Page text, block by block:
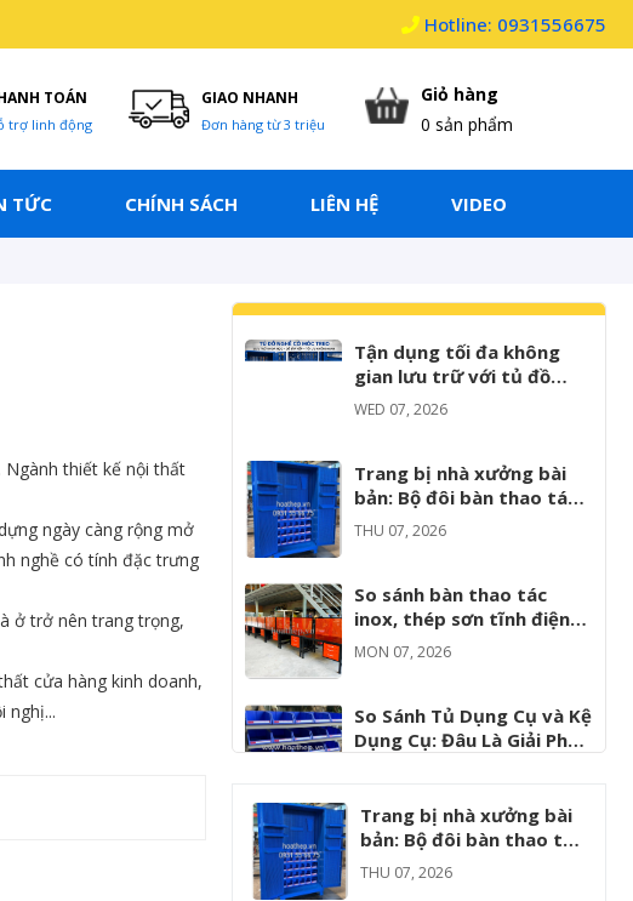
Hotline: 0931556675
TOÁN
trợ linh động
GIAO NHANH
Đơn hàng từ 3 triệu
Giỏ hàng
0 sản phẩm
TỨC CHÍNH SÁCH LIÊN HỆ VIDEO
Ngành thiết kế nội thất
ngày càng rộng mở
nghề có tính đặc trưng
ở trở nên trang trọng,
cửa hàng kinh doanh,
nghị...
Tận dụng tối đa không
gian lưu trữ với tủ đồ
nghề có giá treo và móc
WED 07, 2026
Trang bị nhà xưởng bài
bản: Bộ đôi bàn thao tác
và tủ dụng cụ giúp tăng
30% hiệu suất
THU 07, 2026
So sánh bàn thao tác
inox, thép sơn tĩnh điện
và nhôm định hình: Nên
chọn loại nào?
MON 07, 2026
So Sánh Tủ Dụng Cụ và Kệ
Dụng Cụ: Đâu Là Giải Pháp
Phân Loại Bàn Thao Tác
Ứng Dụng Thực Tế Trong
Trang bị nhà xưởng bài
bản: Bộ đôi bàn thao tác
và tủ dụng cụ giúp tăng
30% hiệu suất
THU 07, 2026